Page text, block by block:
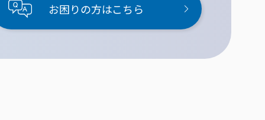
お困りの方はこちら